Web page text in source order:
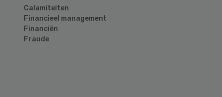
Calamiteiten
Financieel management
Financiën
Fraude